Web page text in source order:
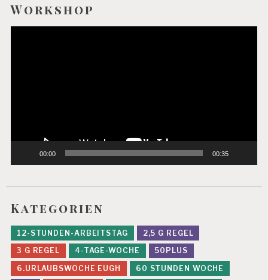
Workshop
00:00 00:35
Kategorien
12-STUNDEN-ARBEITSTAG
2,5 G REGEL
3 G REGEL
4-TAGE-WOCHE
50PLUS
6.URLAUBSWOCHE EUGH
60 STUNDEN WOCHE